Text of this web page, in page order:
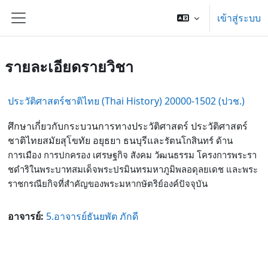
Side panel
เข้าสู่ระบบ
รายละเอียดรายวิชา
ประวัติศาสตร์ชาติไทย (Thai History) 20000-1502 (ปวช.)
ศึกษาเกี่ยวกับกระบวนการทางประวัติศาสตร์ ประวัติศาสตร์
ชาติไทยสมัยสุโขทัย อยุธยา ธนบุรีและรัตนโกสินทร์ ด้าน
การเมือง การปกครอง เศรษฐกิจ สังคม วัฒนธรรม โครงการพระรา
ชดําริในพระบาทสมเด็จพระปรมินทรมหาภูมิพลอดุลยเดช และพระ
ราชกรณียกิจที่สําคัญของพระมหากษัตริย์องค์ปัจจุบัน
อาจารย์: 5.อาจารย์ธันยพัต ภักดี